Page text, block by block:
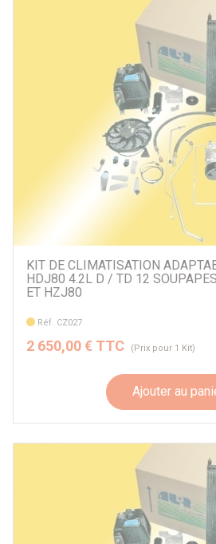
KIT DE CLIMATISATION
HDJ80 4.2L D / TD 12
ET HZJ80
Réf. CZ027
2 650,00 € TTC (Prix pour 1 Kit)
Ajouter au